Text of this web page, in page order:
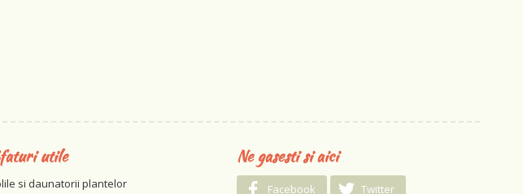
utile
si daunatorii plantelor
Ne gasesti si aici
Facebook Twitter